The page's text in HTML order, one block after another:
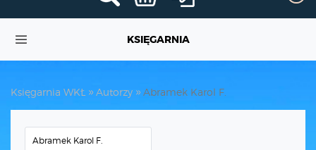
KSIĘGARNIA
Księgarnia WKŁ Autorzy Abramek Karol F.